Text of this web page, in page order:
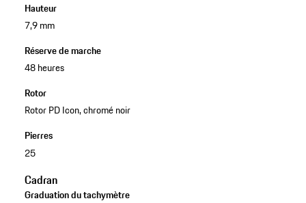
Hauteur
7,9 mm
Réserve de marche
48 heures
Rotor
Rotor PD Icon, chromé noir
Pierres
25
Cadran
Graduation du tachymètre